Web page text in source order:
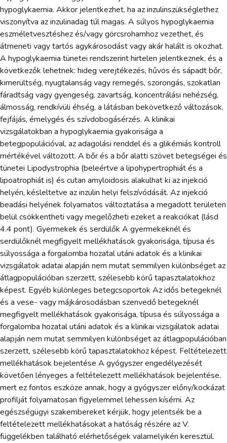
hypoglykaemia. Akkor jelentkezhet, ha az inzulinszükséglethez
viszonyítva az inzulinadag túl magas. A súlyos hypoglykaemia
eszméletvesztéshez és/vagy görcsrohamhoz vezethet, és
átmeneti vagy tartós agykárosodást vagy akár halált is okozhat.
A hypoglykaemia tünetei rendszerint hirtelen jelentkeznek, és a
következők lehetnek: hideg verejtékezés, hűvös és sápadt bőr,
kimerültség, nyugtalanság vagy remegés, szorongás, szokatlan
fáradtság vagy gyengeség, zavartság, koncentrálási nehézség,
álmosság, rendkívüli éhség, a látásban bekövetkező változások,
fejfájás, émelygés és szívdobogásérzés. A klinikai
vizsgálatokban a hypoglykaemia gyakorisága a
betegpopulációval, az adagolási renddel és a glikémiás kontroll
mértékével változott. A bőr és a bőr alatti szövet betegségei és
tünetei Lipodystrophia (beleértve a lipohypertrophiát és a
lipoatrophiát is) és cutan amyloidosis alakulhat ki az injekció
helyén, késleltetve az inzulin helyi felszívódását. Az injekció
beadási helyének folyamatos változtatása a megadott területen
belül csökkentheti vagy megelőzheti ezeket a reakciókat (lásd
4.4 pont). Gyermekek és serdülők A gyermekeknél és
serdülőknél megfigyelt mellékhatások gyakorisága, típusa és
súlyossága a forgalomba hozatal utáni adatok és a klinikai
vizsgálatok adatai alapján nem mutat semmilyen különbséget az
átlagpopulációban szerzett, szélesebb körű tapasztalatokhoz
képest. Egyéb különleges betegcsoportok Az idős betegeknél
és a vese- vagy májkárosodásban szenvedő betegeknél
megfigyelt mellékhatások gyakorisága, típusa és súlyossága a
forgalomba hozatal utáni adatok és a klinikai vizsgálatok adatai
alapján nem mutat semmilyen különbséget az átlagpopulációban
szerzett, szélesebb körű tapasztalatokhoz képest. Feltételezett
mellékhatások bejelentése A gyógyszer engedélyezését
követően lényeges a feltételezett mellékhatások bejelentése,
mert ez fontos eszköze annak, hogy a gyógyszer előny/kockázat
profilját folyamatosan figyelemmel lehessen kísérni. Az
egészségügyi szakembereket kérjük, hogy jelentsék be a
feltételezett mellékhatásokat a hatóság részére az V.
függelékben található elérhetőségek valamelyikén keresztül.